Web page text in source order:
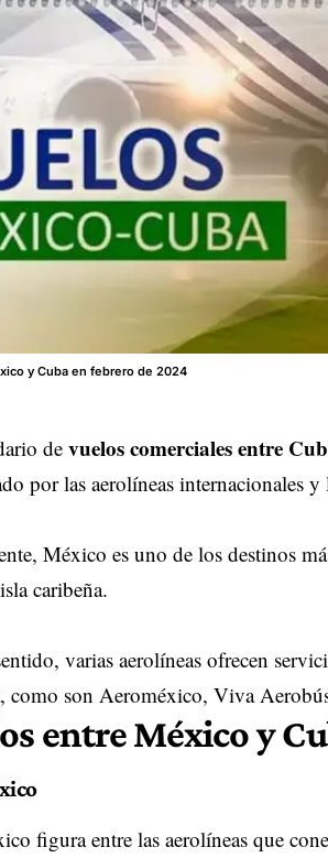
y Cuba en febrero de 2024
de vuelos comerciales entre
por las aerolíneas internacionales y
México es uno de los destinos
caribeña.
varias aerolíneas ofrecen
como son Aeroméxico, Viva
entre México y
figura entre las aerolíneas que